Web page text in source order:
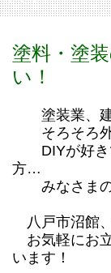
塗料・塗
い！
塗装業、建
そろそろ外
DIYが好き
方…
みなさまの
八戸市沼館
お気軽にお
います！